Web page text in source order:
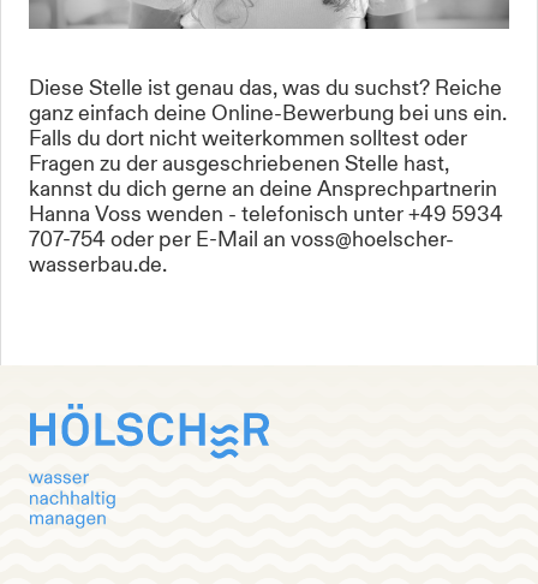
Diese Stelle ist genau das, was du suchst? Reiche
ganz einfach deine Online-Bewerbung bei uns ein.
Falls du dort nicht weiterkommen solltest oder
Fragen zu der ausgeschriebenen Stelle hast,
kannst du dich gerne an deine Ansprechpartnerin
Hanna Voss wenden - telefonisch unter +49 5934
707-754 oder per E-Mail an voss@hoelscher-
wasserbau.de.